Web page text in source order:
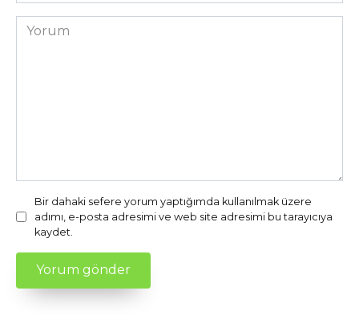
Yorum
Bir dahaki sefere yorum yaptığımda kullanılmak üzere
adımı, e-posta adresimi ve web site adresimi bu tarayıcıya
kaydet.